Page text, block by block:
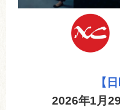
【
2026年1月